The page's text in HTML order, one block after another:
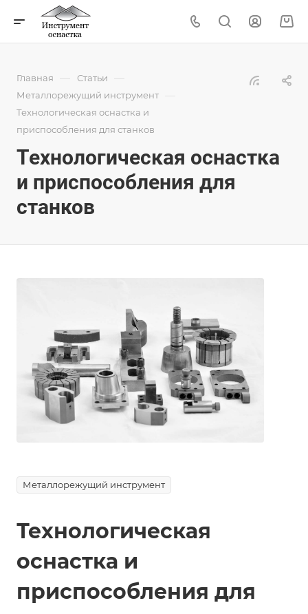
Главная — Статьи —
Металлорежущий инструмент —
Технологическая оснастка и
приспособления для станков
Технологическая оснастка
и приспособления для
станков
Металлорежущий инструмент
Технологическая
оснастка и
приспособления для